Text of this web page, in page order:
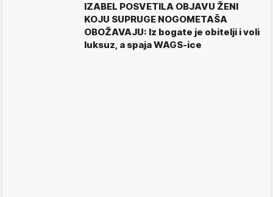
IZABEL POSVETILA OBJAVU ŽENI
KOJU SUPRUGE NOGOMETAŠA
OBOŽAVAJU: Iz bogate je obitelji i voli
luksuz, a spaja WAGS-ice